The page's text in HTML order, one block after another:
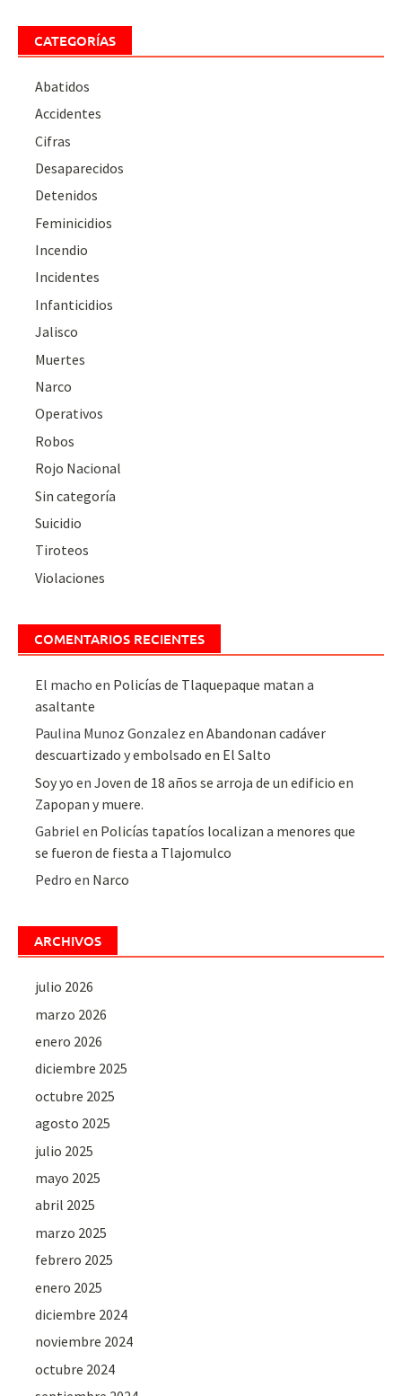
CATEGORÍAS
Abatidos
Accidentes
Cifras
Desaparecidos
Detenidos
Feminicidios
Incendio
Incidentes
Infanticidios
Jalisco
Muertes
Narco
Operativos
Robos
Rojo Nacional
Sin categoría
Suicidio
Tiroteos
Violaciones
COMENTARIOS RECIENTES
El macho en Policías de Tlaquepaque matan a
asaltante
Paulina Munoz Gonzalez enAbandonan cadáver
descuartizado y embolsado en El Salto
Soy yo enJoven de 18 años se arroja de un edificio en
Zapopan y muere.
Gabriel en Policías tapatíos localizan a menores que
se fueron de fiesta a Tlajomulco
Pedro en Narco
ARCHIVOS
julio 2026
marzo 2026
enero 2026
diciembre 2025
octubre 2025
agosto 2025
julio 2025
mayo 2025
abril 2025
marzo 2025
febrero 2025
enero 2025
diciembre 2024
noviembre 2024
octubre 2024